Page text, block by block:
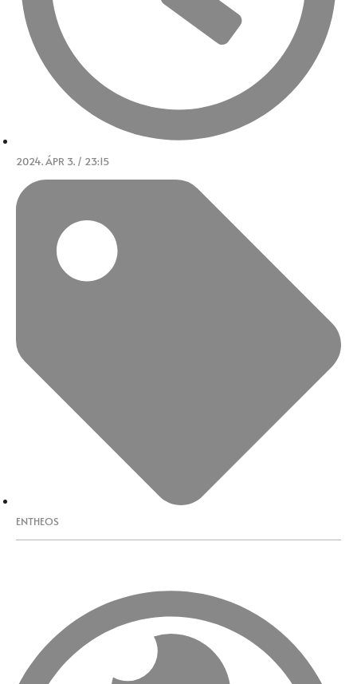
2024. ÁPR 3. / 23:15
ENTHEOS